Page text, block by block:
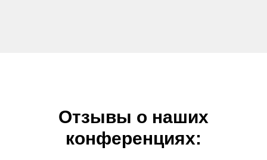
Отзывы о наших
конференциях: